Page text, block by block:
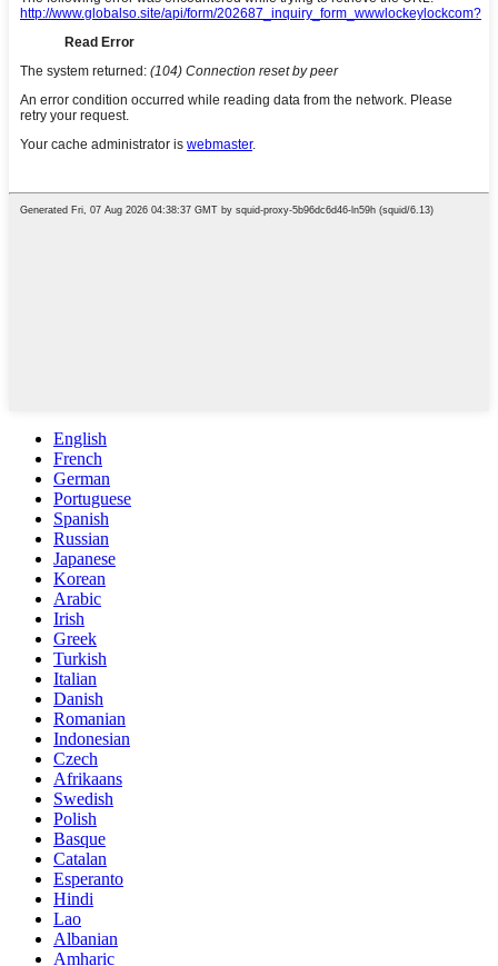
English
French
German
Portuguese
Spanish
Russian
Japanese
Korean
Arabic
Irish
Greek
Turkish
Italian
Danish
Romanian
Indonesian
Czech
Afrikaans
Swedish
Polish
Basque
Catalan
Esperanto
Hindi
Lao
Albanian
Amharic